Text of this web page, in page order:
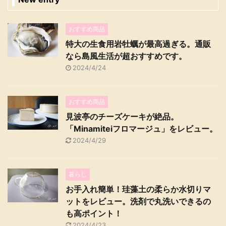
おすすめ商品
特大の生食用岩牡蠣が最高過ぎる。通販
なら島風生活が超おすすめです。
2024/4/24
おすすめ商品
見波亭のチーズケーキが絶品。
「Minamiteiフロマージュ」をレビュー。
2024/4/29
暮らし
お手入れ簡単！珪藻土の柔らか水切りマ
ットをレビュー。洗剤で丸洗いできるの
も高ポイント！